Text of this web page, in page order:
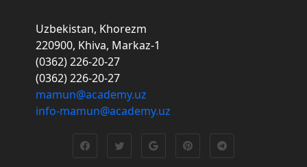
Uzbekistan, Khorezm
220900, Khiva, Markaz-1
(0362) 226-20-27
(0362) 226-20-27
mamun@academy.uz
info-mamun@academy.uz